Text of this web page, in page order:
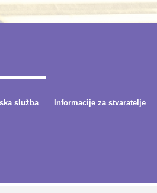
služba Informacije za stvaratelje